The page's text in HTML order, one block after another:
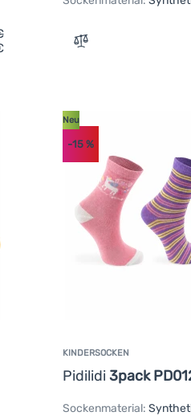
Funny PD0139-02 3pack'
Zum Vergleich
KINDERSOCKEN
Pidilidi 3pack
Neu
-15%
Sockenmaterial: